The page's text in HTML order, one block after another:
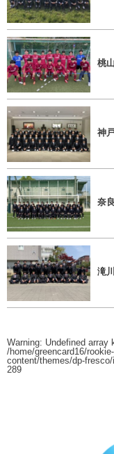
桃
神
奈
滝
Warning: Undefined array
/home/greencard16/
content/themes/dp-
289